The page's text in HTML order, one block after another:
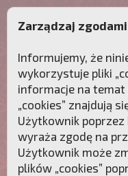
Zarządzaj
Informujemy, że
wykorzystuje pliki
informacje na
„cookies” znajdują
Użytkownik poprzez
wyraża zgodę na
Użytkownik może
plików „cookies”